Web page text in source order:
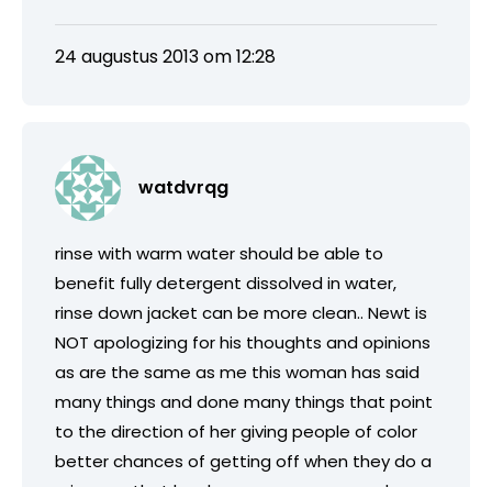
24 augustus 2013 om 12:28
watdvrqg
rinse with warm water should be able to
benefit fully detergent dissolved in water,
rinse down jacket can be more clean.. Newt is
NOT apologizing for his thoughts and opinions
as are the same as me this woman has said
many things and done many things that point
to the direction of her giving people of color
better chances of getting off when they do a